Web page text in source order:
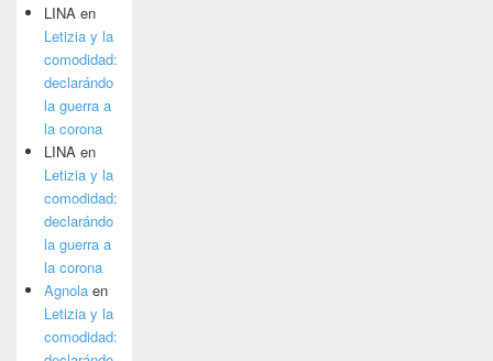
LINA en
Letizia y la
comodidad:
declarándo
la guerra a
la corona
LINA en
Letizia y la
comodidad:
declarándo
la guerra a
la corona
Agnola en
Letizia y la
comodidad: